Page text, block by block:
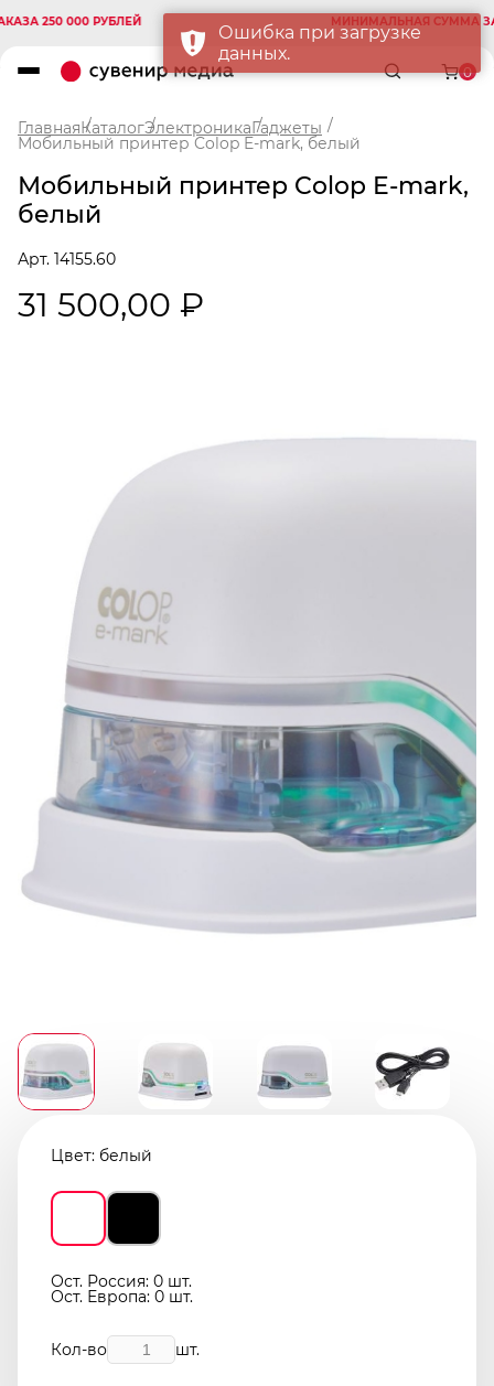
250 000 РУБЛЕЙ МИНИМАЛЬНАЯ СУММА
0
ГлавнаяКаталогЭлектроникаГаджеты
Мобильный принтер Colop E-mark, белый
Мобильный принтер Colop E-mark,
белый
Арт. 14155.60
31 500,00 ₽
Цвет: белый
Ост. Россия: 0 шт.
Ост. Европа: 0 шт.
Кол-во шт.
Ошибка при загрузке
данных.